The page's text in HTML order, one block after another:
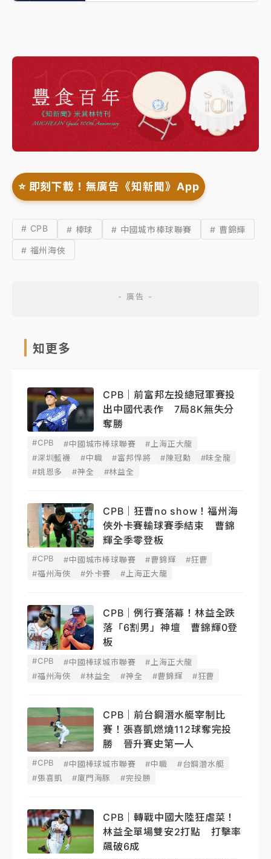
⭐️ 即刻下載！無廣告《知新聞》App
# CPB # 棒球 # 中國城市棒球聯賽
# 曹錦輝
# 福州海俠
知更多
CPB｜前富邦左投總冠軍賽投
出中國代表作 7局8K無失分
奪勝
#CPB #中國城市棒球聯賽
#上海正大龍
#深圳藍襪
#中職 #富邦悍將 #陳冠勳
#味全龍
#姚恩多
#神全 #林益全
CPB｜狂曹no show！福州海
俠外卡賽輸球賽季結束 曹錦
輝全季零登板
#CPB #中國城市棒球聯賽 #曹錦輝
#狂曹
#福州海俠
#外卡賽 #上海正大龍
CPB｜例行賽落幕！林益全跌
落「6割男」神壇 曹錦輝0登
板
#CPB #中國棒球城市聯賽
#上海正大龍
#福州海俠
#林益全 #神全 #曹錦輝 #狂曹
CPB｜前台鋼潛水艇宰制比
賽！張喜凱燃燒112球奪完投
勝 晉升賽史第一人
#CPB #中國棒球城市聯賽 #中職
#台鋼潛水艇
#張喜凱
#廈門海豚 #完投勝
CPB｜轉戰中國大陸狂虐菜！
林益全單場雙安2打點 打擊率
飆破6成